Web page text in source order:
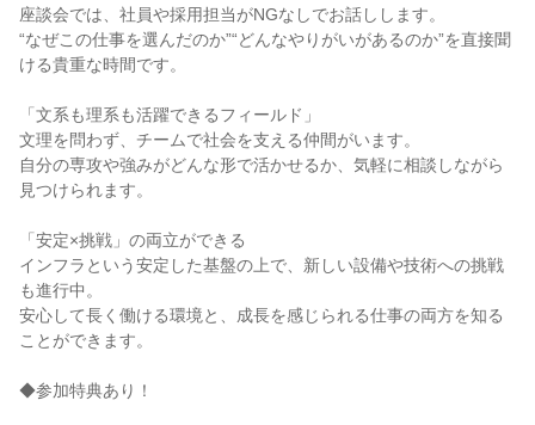
座談会では、社員や採用担当がNGなしでお話しします。
“なぜこの仕事を選んだのか”“どんなやりがいがあるのか”を直接聞
ける貴重な時間です。
「文系も理系も活躍できるフィールド」
文理を問わず、チームで社会を支える仲間がいます。
自分の専攻や強みがどんな形で活かせるか、気軽に相談しながら
見つけられます。
「安定×挑戦」の両立ができる
インフラという安定した基盤の上で、新しい設備や技術への挑戦
も進行中。
安心して長く働ける環境と、成長を感じられる仕事の両方を知る
ことができます。
◆参加特典あり！